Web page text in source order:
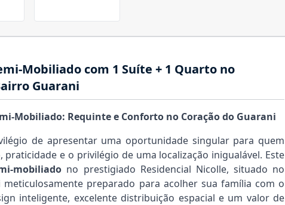
Mobiliado com 1 Suíte + 1 Quarto no
Guarani
Mobiliado: Requinte e Conforto no Coração do Guarani
de apresentar uma oportunidade singular para quem
praticidade e o privilégio de uma localização inigualável. Este
mobiliado no prestigiado Residencial Nicolle, situado no
preparado para acolher sua família com o
inteligente, excelente distribuição espacial e um valor de